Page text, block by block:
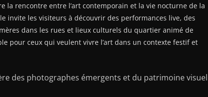
la rencontre entre l’art contemporain et la vie nocturne de la
invite les visiteurs à découvrir des performances live, des
dans les rues et lieux culturels du quartier animé de
pour ceux qui veulent vivre l’art dans un contexte festif et
des photographes émergents et du patrimoine visuel